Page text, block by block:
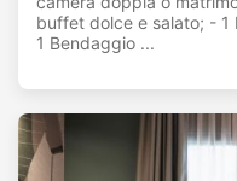
buffet dolce e salato; -
1 Bendaggio ...